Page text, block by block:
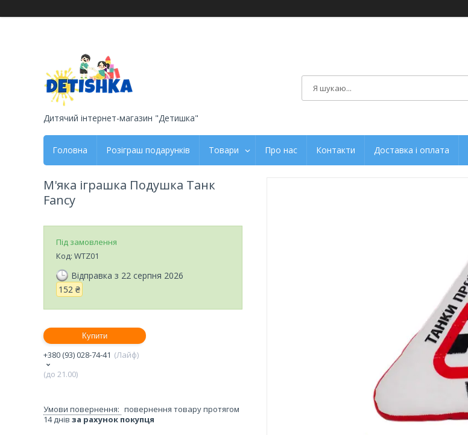
Дитячий інтернет-магазин "Детишка"
Головна Розіграш подарунків Товари Про нас Контакти Доставка і оплата
М'яка іграшка Подушка Танк
Fancy
Під замовлення
Код: WTZ01
Відправка з 22 серпня 2026
152 ₴
Купити
+380 (93) 028-74-41
Лайф
(до 21.00)
повернення товару протягом
14 днів за рахунок покупця